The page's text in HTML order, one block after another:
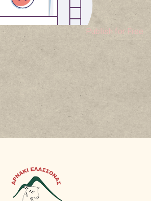
Publish for Free